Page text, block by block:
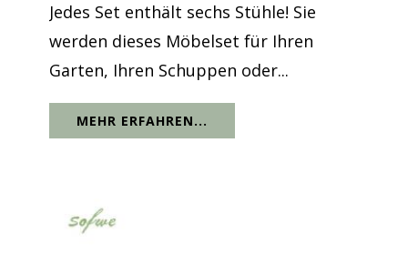
Jedes Set enthält sechs Stühle! Sie
werden dieses Möbelset für Ihren
Garten, Ihren Schuppen oder...
MEHR ERFAHREN...